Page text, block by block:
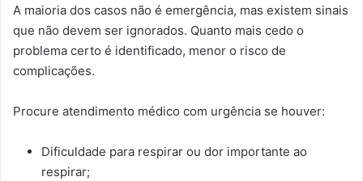
A maioria dos casos não é emergência, mas existem sinais
que não devem ser ignorados. Quanto mais cedo o
problema certo é identificado, menor o risco de
complicações.
Procure atendimento médico com urgência se houver:
Dificuldade para respirar ou dor importante ao
respirar;